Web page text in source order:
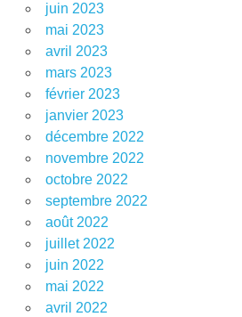
juin 2023
mai 2023
avril 2023
mars 2023
février 2023
janvier 2023
décembre 2022
novembre 2022
octobre 2022
septembre 2022
août 2022
juillet 2022
juin 2022
mai 2022
avril 2022